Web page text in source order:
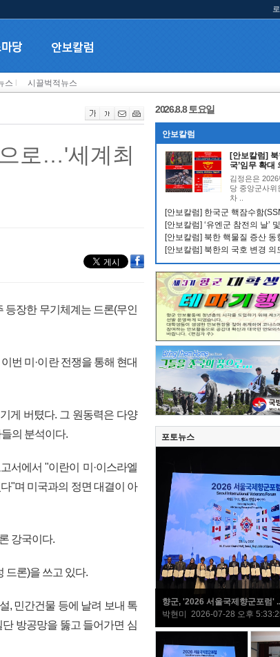
스 시끌벅적뉴스
로…'세계최
등장한 무기체계는 드론(무인
번 미·이란 전쟁을 통해 현대
게 버텼다. 그 원동력은 다양
의 분석이다.
서에서 "이란이 미·이스라엘
"며 미국과의 정면 대결이 아
강국이다.
드론)을 쓰고 있다.
, 민간건물 등에 날려 보내 톡
방공망을 뚫고 들어가면 심
2026.8.8 토요일
안보칼럼
[안보칼럼]
국’임무 확대
김정은은
당 중앙군사위
차 ..
[안보칼럼] 한국군 핵잠수함
[안보칼럼] ‘유엔군 참전의 날’
[안보칼럼] 북한 핵물질 증산 동
[안보칼럼] 북한의 국호 변경 의
포토뉴스
향군, '2026 서울국제향군포럼' ..
박현미 2026-07-28 오후